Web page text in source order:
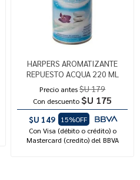
HARPERS AROMATIZANTE
REPUESTO ACQUA 220 ML
Precio antes$U 179
Con descuento $U 175
$U 149
15%OFF
Con Visa (débito o crédito) o
Mastercard (credito) del BBVA